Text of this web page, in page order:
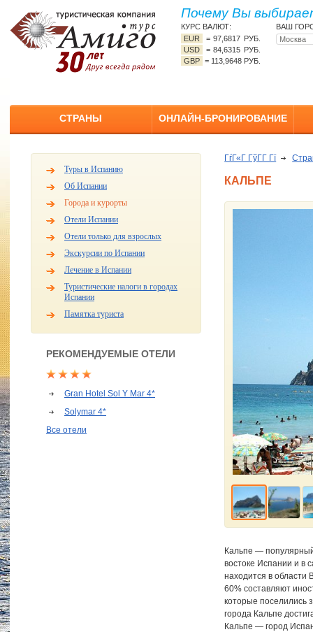
Почему Вы
КУРС ВАЛЮТ:
EUR
=97,6817 РУБ.
USD
=84,6315 РУБ.
GBP = 113,9648 РУБ.
ВАШ
СТРАНЫ ОНЛАЙН-БРОНИРОВАНИЕ
Туры в Испанию
Об Испании
Города и курорты
Отели Испании
Отели только для взрослых
Экскурсии по Испании
Лечение в Испании
Туристические налоги в городах
Испании
Памятка туриста
РЕКОМЕНДУЕМЫЕ ОТЕЛИ
Gran Hotel Sol Y Mar 4*
Solymar 4*
Все отели
ГѓГ«Г ГўГ­Г Гї
КАЛЬПЕ
Кальпе —
востоке Испании и в
находится в области
60% составляют
которые поселились
города Кальпе
Кальпе — город